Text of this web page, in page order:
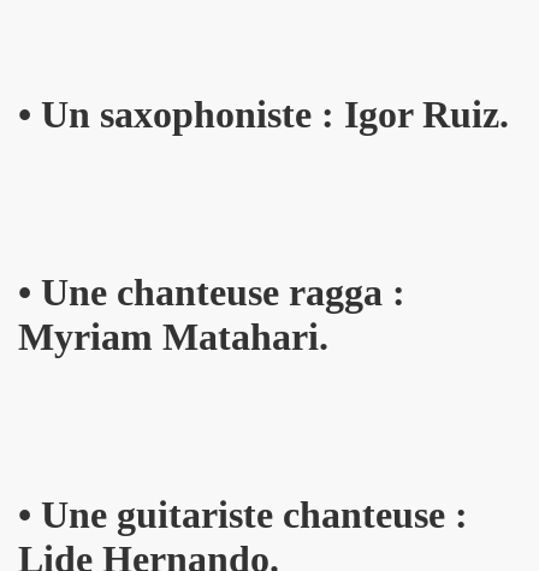
• Un saxophoniste : Igor Ruiz.
• Une chanteuse ragga :
Myriam Matahari.
• Une guitariste chanteuse :
Lide Hernando.
THOURY en power rock n roll trio le 4 octobre 2024 a
conference de PATRICK "Ki-ox" CARDE (guitariste
"AJASPHERE VOL. II" les 6 et 27 avril 2024 + le 5 juin
Z. KAN : chronique par PATRICK EUDELINE dans